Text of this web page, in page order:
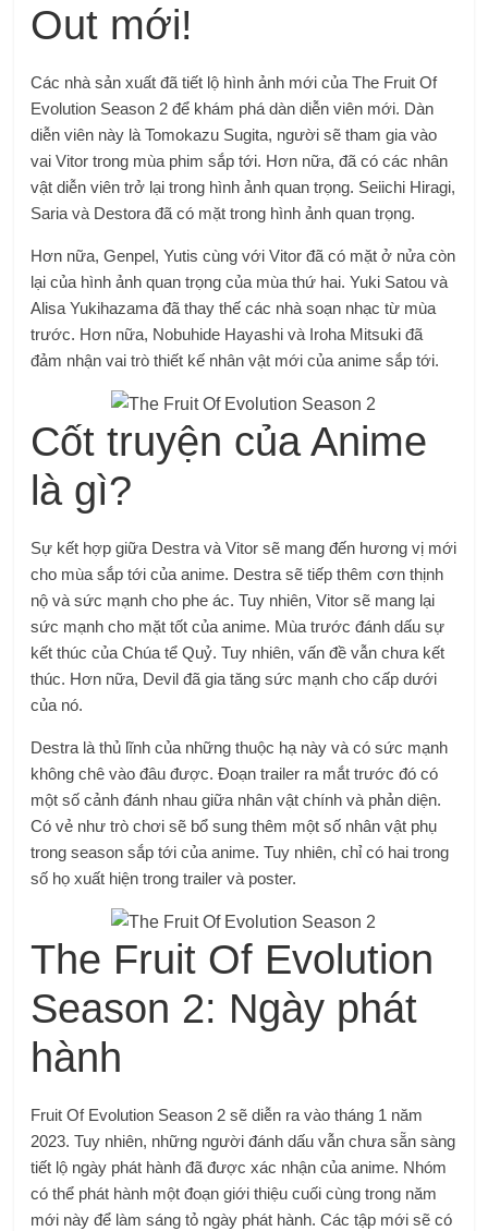
Out mới!
Các nhà sản xuất đã tiết lộ hình ảnh mới của The Fruit Of
Evolution Season 2 để khám phá dàn diễn viên mới. Dàn
diễn viên này là Tomokazu Sugita, người sẽ tham gia vào
vai Vitor trong mùa phim sắp tới. Hơn nữa, đã có các nhân
vật diễn viên trở lại trong hình ảnh quan trọng. Seiichi Hiragi,
Saria và Destora đã có mặt trong hình ảnh quan trọng.
Hơn nữa, Genpel, Yutis cùng với Vitor đã có mặt ở nửa còn
lại của hình ảnh quan trọng của mùa thứ hai. Yuki Satou và
Alisa Yukihazama đã thay thế các nhà soạn nhạc từ mùa
trước. Hơn nữa, Nobuhide Hayashi và Iroha Mitsuki đã
đảm nhận vai trò thiết kế nhân vật mới của anime sắp tới.
Cốt truyện của Anime
là gì?
Sự kết hợp giữa Destra và Vitor sẽ mang đến hương vị mới
cho mùa sắp tới của anime. Destra sẽ tiếp thêm cơn thịnh
nộ và sức mạnh cho phe ác. Tuy nhiên, Vitor sẽ mang lại
sức mạnh cho mặt tốt của anime. Mùa trước đánh dấu sự
kết thúc của Chúa tể Quỷ. Tuy nhiên, vấn đề vẫn chưa kết
thúc. Hơn nữa, Devil đã gia tăng sức mạnh cho cấp dưới
của nó.
Destra là thủ lĩnh của những thuộc hạ này và có sức mạnh
không chê vào đâu được. Đoạn trailer ra mắt trước đó có
một số cảnh đánh nhau giữa nhân vật chính và phản diện.
Có vẻ như trò chơi sẽ bổ sung thêm một số nhân vật phụ
trong season sắp tới của anime. Tuy nhiên, chỉ có hai trong
số họ xuất hiện trong trailer và poster.
The Fruit Of Evolution
Season 2: Ngày phát
hành
Fruit Of Evolution Season 2 sẽ diễn ra vào tháng 1 năm
2023. Tuy nhiên, những người đánh dấu vẫn chưa sẵn sàng
tiết lộ ngày phát hành đã được xác nhận của anime. Nhóm
có thể phát hành một đoạn giới thiệu cuối cùng trong năm
mới này để làm sáng tỏ ngày phát hành. Các tập mới sẽ có